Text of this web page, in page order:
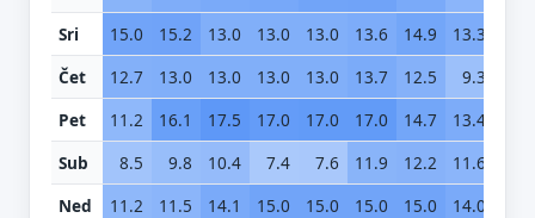
Sri
15.0 15.2 13.0 13.0 13.0 13.6 14.9 13.3
Čet
12.7 13.0 13.0 13.0 13.0 13.7 12.5 9.3
Pet
11.2 16.1 17.5 17.0 17.0 17.0 14.7 13.4
Sub
8.5 9.8 10.4 7.4 7.6 11.9 12.2 11.6
Ned
11.2 11.5 14.1 15.0 15.0 15.0 15.0 14.0